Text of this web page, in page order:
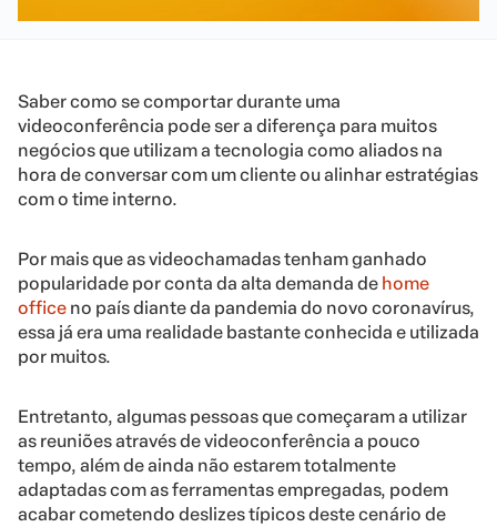
Saber como se comportar durante uma
videoconferência pode ser a diferença para muitos
negócios que utilizam a tecnologia como aliados na
hora de conversar com um cliente ou alinhar estratégias
com o time interno.
Por mais que as videochamadas tenham ganhado
popularidade por conta da alta demanda de home
office no país diante da pandemia do novo coronavírus,
essa já era uma realidade bastante conhecida e utilizada
por muitos.
Entretanto, algumas pessoas que começaram a utilizar
as reuniões através de videoconferência a pouco
tempo, além de ainda não estarem totalmente
adaptadas com as ferramentas empregadas, podem
acabar cometendo deslizes típicos deste cenário de